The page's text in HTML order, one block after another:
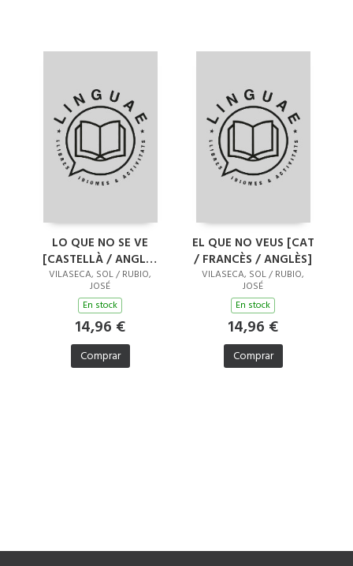
LO QUE NO SE VE
[CASTELLÀ / ANGLÈS
/ JAPONÈS]
VILASECA, SOL / RUBIO,
JOSÉ
En stock
14,96 €
Comprar
EL QUE NO VEUS [CAT
/ FRANCÈS / ANGLÈS]
VILASECA, SOL / RUBIO,
JOSÉ
En stock
14,96 €
Comprar